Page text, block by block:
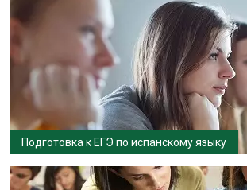
Подготовка к ЕГЭ по испанскому языку